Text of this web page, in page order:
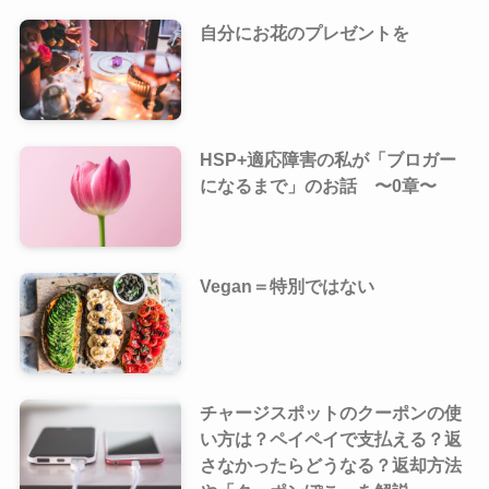
自分にお花のプレゼントを
HSP+適応障害の私が「ブロガー
になるまで」のお話 〜0章〜
Vegan＝特別ではない
チャージスポットのクーポンの使
い方は？ペイペイで支払える？返
さなかったらどうなる？返却方法